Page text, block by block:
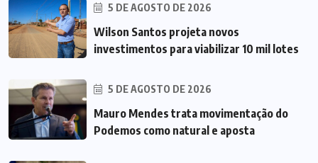
5 DE AGOSTO DE 2026
Wilson Santos projeta novos
investimentos para viabilizar 10 mil lotes
5 DE AGOSTO DE 2026
Mauro Mendes trata movimentação do
Podemos como natural e aposta